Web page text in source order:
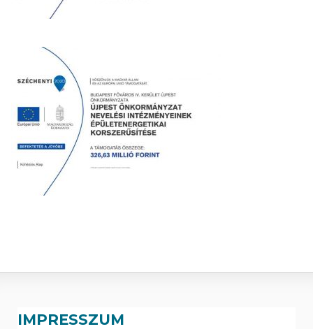
IMPRESSZUM